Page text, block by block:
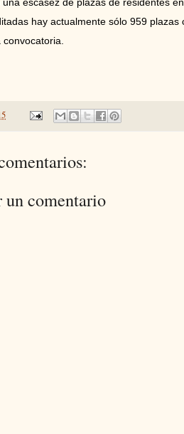
hay actualmente sólo 959
comentario